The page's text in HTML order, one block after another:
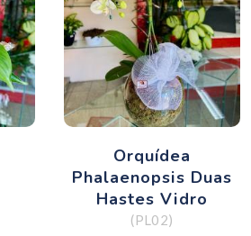
Orquídea
Phalaenopsis Duas
Hastes Vidro
(PL02)